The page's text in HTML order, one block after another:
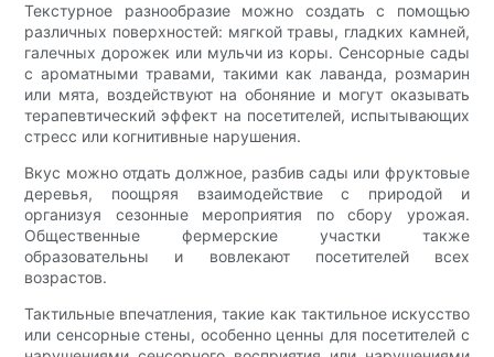
Текстурное разнообразие можно создать с помощью
различных поверхностей: мягкой травы, гладких камней,
галечных дорожек или мульчи из коры. Сенсорные сады
с ароматными травами, такими как лаванда, розмарин
или мята, воздействуют на обоняние и могут оказывать
терапевтический эффект на посетителей, испытывающих
стресс или когнитивные нарушения.
Вкус можно отдать должное, разбив сады или фруктовые
деревья, поощряя взаимодействие с природой и
организуя сезонные мероприятия по сбору урожая.
Общественные фермерские участки также
образовательны и вовлекают посетителей всех
возрастов.
Тактильные впечатления, такие как тактильное искусство
или сенсорные стены, особенно ценны для посетителей с